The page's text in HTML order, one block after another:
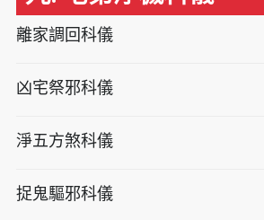
離家調回科儀
凶宅祭邪科儀
淨五方煞科儀
捉鬼驅邪科儀